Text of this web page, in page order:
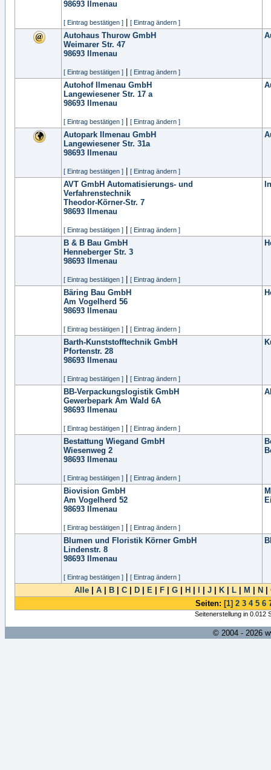
98693
Ilmenau
[ Eintrag bestätigen ] [ Eintrag ändern ]
Autohaus Thurow GmbH
Weimarer Str. 47
98693
Ilmenau
[ Eintrag bestätigen ] [ Eintrag ändern ]
Autohof Ilmenau GmbH
Langewiesener Str. 17 a
98693
Ilmenau
[ Eintrag bestätigen ] [ Eintrag ändern ]
Autopark Ilmenau GmbH
Langewiesener Str. 31a
98693
Ilmenau
[ Eintrag bestätigen ] [ Eintrag ändern ]
AVT GmbH Automatisierungs- und
Verfahrenstechnik
Theodor-Körner-Str. 7
98693
Ilmenau
[ Eintrag bestätigen ] [ Eintrag ändern ]
B & B Bau GmbH
Henneberger Str. 3
98693
Ilmenau
[ Eintrag bestätigen ] [ Eintrag ändern ]
Bäring Bau GmbH
Am Vogelherd 56
98693
Ilmenau
[ Eintrag bestätigen ] [ Eintrag ändern ]
Barth-Kunststofftechnik GmbH
Pfortenstr. 28
98693
Ilmenau
[ Eintrag bestätigen ] [ Eintrag ändern ]
BB-Verpackungslogistik GmbH
Gewerbepark Am Wald 6A
98693
Ilmenau
[ Eintrag bestätigen ] [ Eintrag ändern ]
Bestattung Wiegand GmbH
Wiesenweg 2
98693
Ilmenau
[ Eintrag bestätigen ] [ Eintrag ändern ]
Biovision GmbH
Am Vogelherd 52
98693
Ilmenau
[ Eintrag bestätigen ] [ Eintrag ändern ]
Blumen und Floristik Körner GmbH
Lindenstr. 8
98693
Ilmenau
[ Eintrag bestätigen ] [ Eintrag ändern ]
Alle A B C D E F G H J K L M N
Seiten: [1] 2 3 4 5 6
Seitenerstellung in 0.012
© 2004 - 2026